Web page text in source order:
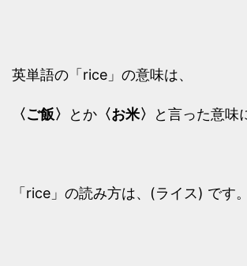
英単語の「rice」の意味は、
〈ご飯〉 とか 〈お米〉 と言った意味
「rice」の読み方は、(ライス) です。